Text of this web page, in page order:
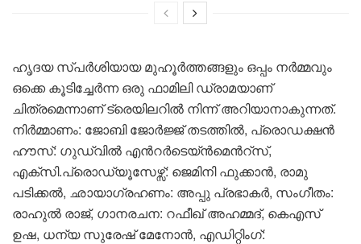
ഹൃദയ സ്പർശിയായ മുഹൂർത്തങ്ങളും ഒപ്പം നർമ്മവും
ഒക്കെ കൂടിച്ചേർന്ന ഒരു ഫാമിലി ഡ്രാമയാണ്
ചിത്രമെന്നാണ് ട്രെയിലറിൽ നിന്ന് അറിയാനാകുന്നത്.
നിർമ്മാണം: ജോബി ജോര്‍ജ്ജ് തടത്തിൽ, പ്രൊഡക്ഷൻ
ഹൗസ്: ഗുഡ്‍‍വിൽ എന്‍റർടെയ്ൻമെന്‍റ്സ്,
എക്സി.പ്രൊഡ്യൂസേഴ്സ്: ജെമിനി ഫുക്കാൻ, രാമു
പടിക്കൽ, ഛായാഗ്രഹണം: അപ്പു പ്രഭാകർ, സംഗീതം:
രാഹുൽ രാജ്, ഗാനരചന: റഫീഖ് അഹമ്മദ്, കെഎസ്
ഉഷ, ധന്യ സുരേഷ് മേനോൻ, എഡിറ്റിംഗ്‌: